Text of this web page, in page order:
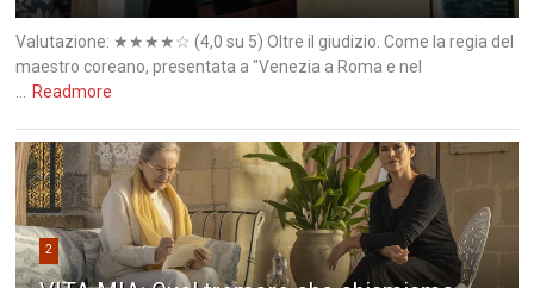
Valutazione: ★★★★☆ (4,0 su 5) Oltre il giudizio. Come la regia del
maestro coreano, presentata a "Venezia a Roma e nel
Readmore
2